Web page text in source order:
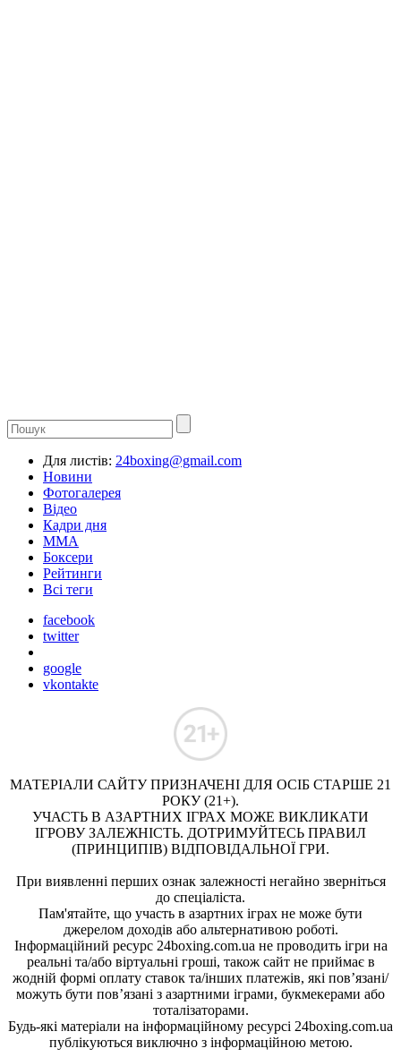
Для листів: 24boxing@gmail.com
Новини
Фотогалерея
Відео
Кадри дня
ММА
Боксери
Рейтинги
Всі теги
facebook
twitter
google
vkontakte
МАТЕРІАЛИ САЙТУ ПРИЗНАЧЕНІ ДЛЯ ОСІБ СТАРШЕ 21
РОКУ (21+).
УЧАСТЬ В АЗАРТНИХ ІГРАХ МОЖЕ ВИКЛИКАТИ
ІГРОВУ ЗАЛЕЖНІСТЬ. ДОТРИМУЙТЕСЬ ПРАВИЛ
(ПРИНЦИПІВ) ВІДПОВІДАЛЬНОЇ ГРИ.
При виявленні перших ознак залежності негайно зверніться
до спеціаліста.
Пам'ятайте, що участь в азартних іграх не може бути
джерелом доходів або альтернативою роботі.
Інформаційний ресурс 24boxing.com.ua не проводить ігри на
реальні та/або віртуальні гроші, також сайт не приймає в
жодній формі оплату ставок та/інших платежів, які пов’язані/
можуть бути пов’язані з азартними іграми, букмекерами або
тоталізаторами.
Будь-які матеріали на інформаційному ресурсі 24boxing.com.ua
публікуються виключно з інформаційною метою.